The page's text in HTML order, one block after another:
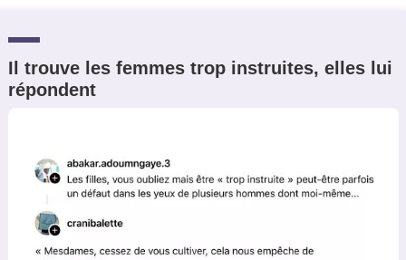
Il trouve les femmes trop instruites, elles lui
répondent